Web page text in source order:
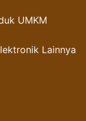
UMKM
Lainnya